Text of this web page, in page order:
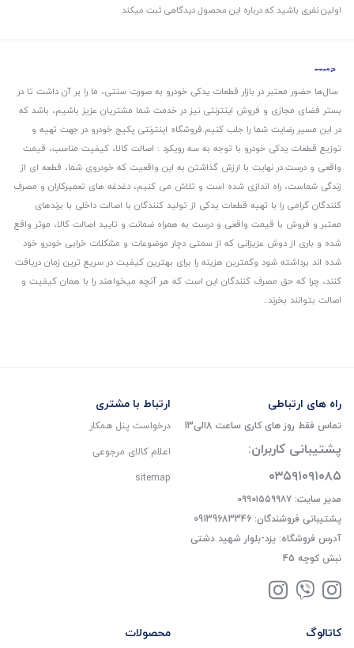
اولین نفری باشید که درباره این محصول دیدگاهی ثبت میکند
سال‌ها حضور معتبر در بازار قطعات یدکی خودرو به صورت سنتی، ما را بر آن داشت تا در
بستر فضای مجازی و فروش اینترنتی نیز در خدمت شما مشتریان عزیز باشیم، باشد که
در این مسیر رضایت شما را جلب کنیم.فروشگاه اینترنتی پکیج خودرو در جهت تهیه و
توزیع قطعات یدکی خودرو با توجه به سه رویکرد : اصالت کالا، کیفیت مناسب، قیمت
واقعی و درست.در نهایت با ارزش گذاشتن به این واقعیت که خودروی شما، قطعه ای از
زندگی شماست، راه اندازی شده است و تلاش می کنیم، دغدغه های تعمیرکاران و مصرف
کنندگان گرامی را با تهیه قطعات یدکی از تولید کنندگان با اصالت داخلی با برندهای
معتبر و فروش با قیمت واقعی و درست به همراه ضمانت و تایید اصالت کالا، موثر واقع
شده و باری از دوش عزیزانی که از سمتی دچار موضوعات و مشکلات خرابی خودرو خود
شده اند برداشته شود و‌کمترین هزینه را برای بهترین کیفیت در سریع ترین زمان دریافت
کنند، چرا که حق مصرف کنندگان این است که هر آنچه میخواهند را با همان کیفیت و
اصالت بتوانند بخرند..
راه های ارتباطی
تماس فقط روز های کاری ساعت 8الی13
پشتیبانی کاربران:
۰۳۵۹۱۰۹۱۰۸۵
مدیر سایت: ۰۹۹۰۱۵۵۹۹۸۷
پشتیبانی فروشندگان: 09139683346
آدرس فروشگاه: یزد-بلوار شهید دشتی
نبش کوچه 45
ارتباط با مشتری
درخواست پنل همکار
اعلام کالای مرجوعی
sitemap
کاتالوگ محصولات